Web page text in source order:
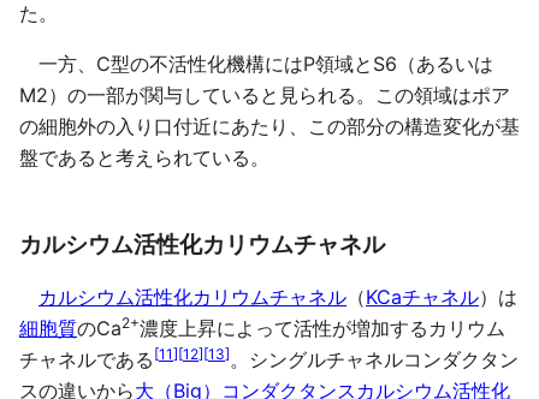
た。
一方、C型の不活性化機構にはP領域とS6（あるいは
M2）の一部が関与していると見られる。この領域はポア
の細胞外の入り口付近にあたり、この部分の構造変化が基
盤であると考えられている。
カルシウム活性化カリウムチャネル
カルシウム活性化カリウムチャネル （KCaチャネル）は
細胞質のCa2+濃度上昇によって活性が増加するカリウム
チャネルである [11][12][13]。シングルチャネルコンダクタン
スの違いから大（Big）コンダクタンスカルシウム活性化